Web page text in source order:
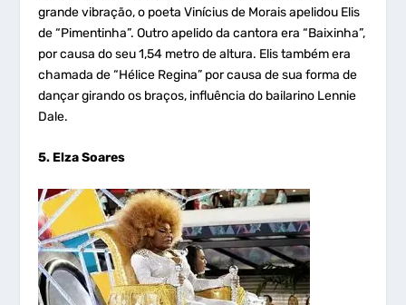
grande vibração, o poeta Vinícius de Morais apelidou Elis
de “Pimentinha”. Outro apelido da cantora era “Baixinha”,
por causa do seu 1,54 metro de altura. Elis também era
chamada de “Hélice Regina” por causa de sua forma de
dançar girando os braços, influência do bailarino Lennie
Dale.
5. Elza Soares